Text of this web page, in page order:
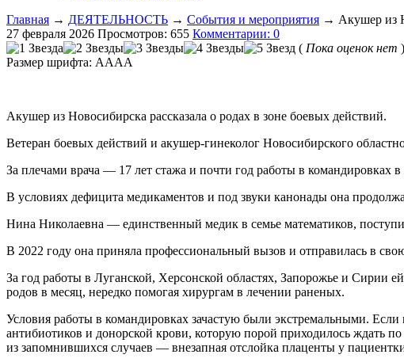
Главная → ДЕЯТЕЛЬНОСТЬ → События и мероприятия → Акушер из
27 февраля 2026 Просмотров: 655 Комментарии: 0
( Пока оценок нет )
Размер шрифта: AAAA
Акушер из Новосибирска рассказала о родах в зоне боевых действий.
Ветеран боевых действий и акушер-гинеколог Новосибирского
За плечами врача — 17 лет стажа и почти год работы в командировках
В условиях дефицита медикаментов и под звуки канонады она
Нина Николаевна — единственный медик в семье математиков,
В 2022 году она приняла профессиональный вызов и отправилась в
За год работы в Луганской, Херсонской областях, Запорожье и Сирии
родов в месяц, нередко помогая хирургам в лечении раненых.
Условия работы в командировках зачастую были экстремальными.
антибиотиков и донорской крови, которую порой приходилось ждать
из запомнившихся случаев — внезапная отслойка плаценты у